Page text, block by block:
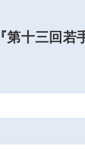
『第十三回